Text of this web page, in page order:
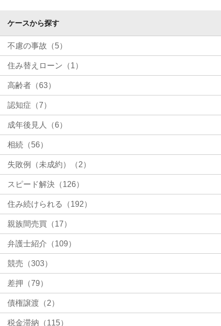
ケースから探す
不慮の事故（5）
住み替えローン（1）
高齢者（63）
認知症（7）
成年後見人（6）
相続（56）
失敗例（未成約）（2）
スピード解決（126）
住み続けられる（192）
親族間売買（17）
弁護士紹介（109）
競売（303）
差押（79）
債権譲渡（2）
税金滞納（115）